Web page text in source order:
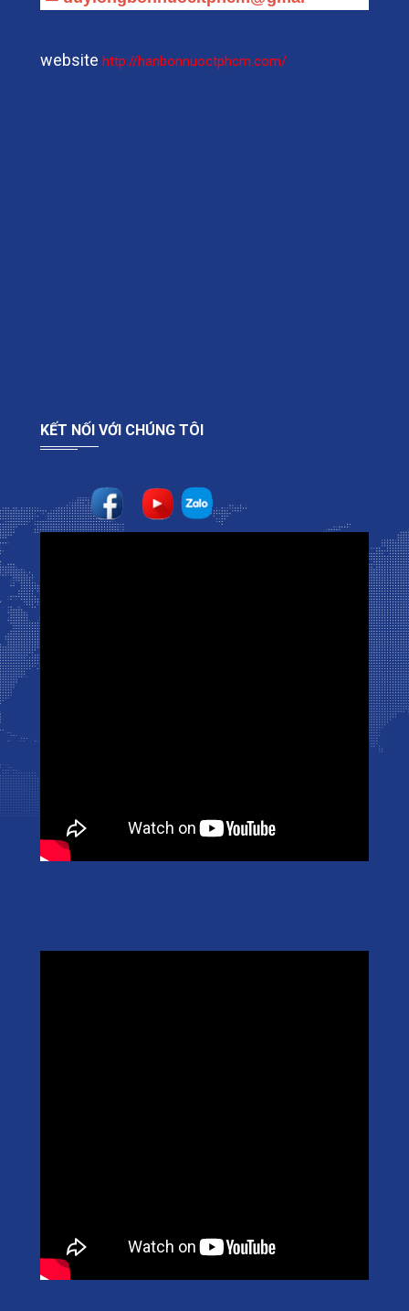
website http://hanbonnuoctphcm.com/
KẾT NỐI VỚI CHÚNG TÔI